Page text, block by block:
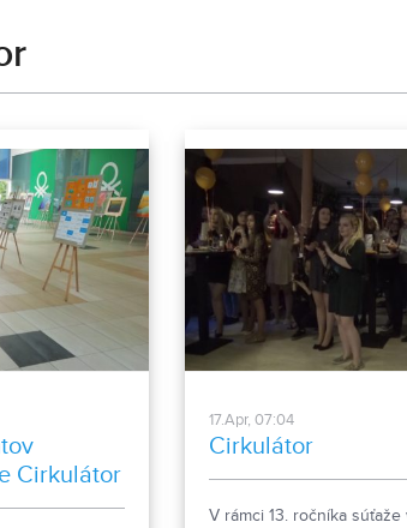
Cirkulátor
17.Apr, 07:04
Cirkulátor
V rámci 13. ročníka